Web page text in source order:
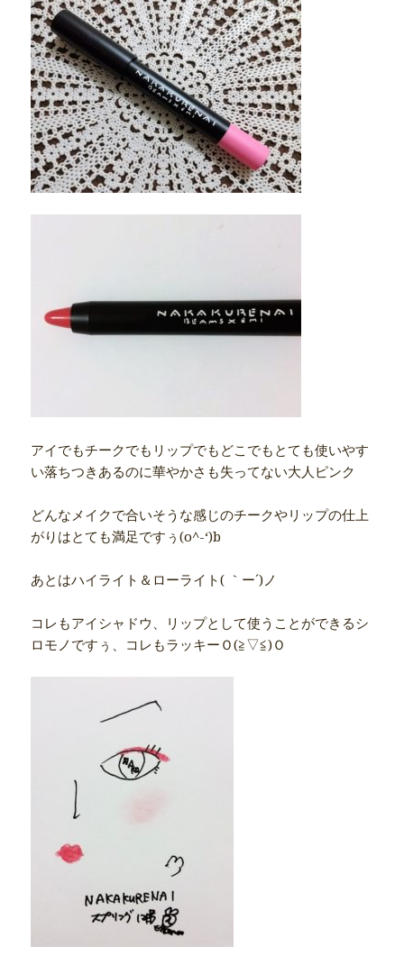
アイでもチークでもリップでもどこでもとても使いやす
い落ちつきあるのに華やかさも失ってない大人ピンク
どんなメイクで合いそうな感じのチークやリップの仕上
がりはとても満足ですぅ(o^-‘)b
あとはハイライト＆ローライト( ｀ー´)ノ
コレもアイシャドウ、リップとして使うことができるシ
ロモノですぅ、コレもラッキーＯ(≧▽≦)Ｏ